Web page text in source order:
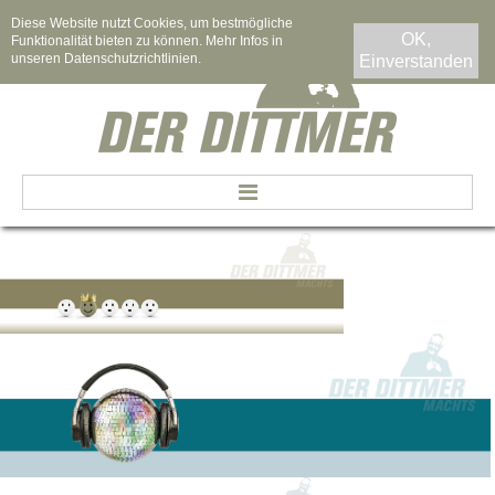
DER DITTMER
DISCJOCKEY
MODERATOR
VERKAUFSFÖRDERUNG
VERTRIEBSCOACHING
FOTOBOX
Diese Website nutzt Cookies, um bestmögliche
Funktionalität bieten zu können. Mehr Infos in
unseren Datenschutzrichtlinien.
OK,
Einverstanden